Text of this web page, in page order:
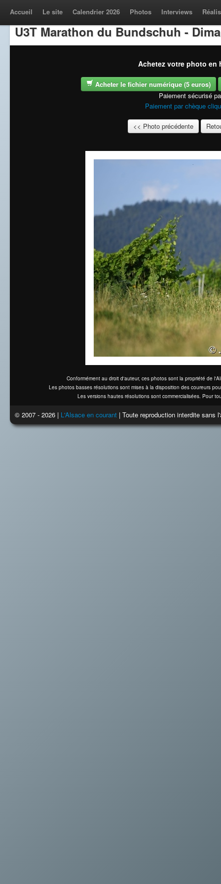
Accueil Le site Calendrier 2026 Photos Interviews
U3T Marathon du Bundschuh -
Achetez votre photo en
Acheter le fichier numérique (5 euros)
Paiement sécurisé
Paiement par chèque
<< Photo précédente
Conformément au droit d'auteur, ces photos sont la propriété de
Les photos basses résolutions sont mises à la disposition des coureurs
Les versions hautes résolutions sont commercialisées. Pour
© 2007 - 2026 | L'Alsace en courant | Toute reproduction interdite sans